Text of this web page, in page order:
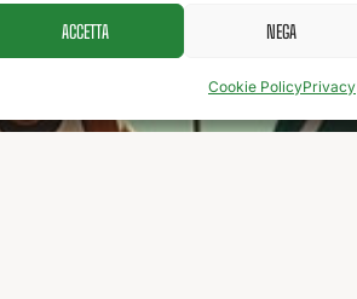
ACCETTA NEGA
Cookie PolicyPrivacy